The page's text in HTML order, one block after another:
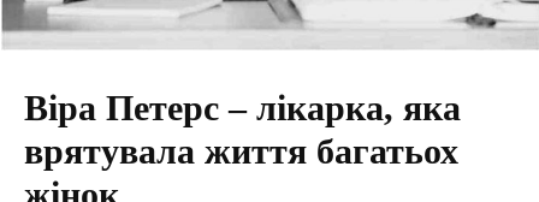
Віра Петерс – лікарка, яка
врятувала життя багатьох